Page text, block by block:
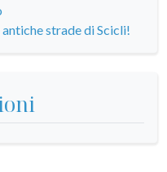
strade di Scicli!